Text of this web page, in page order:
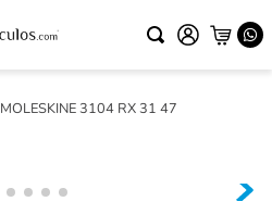
MOLESKINE 3104 RX 31 47